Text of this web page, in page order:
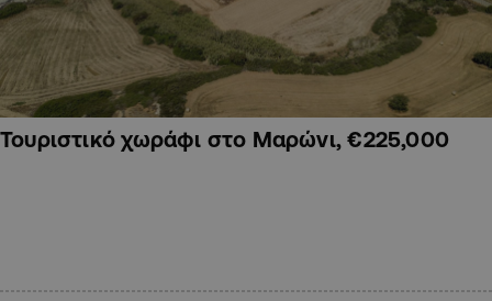
Τουριστικό χωράφι στο Μαρώνι, €225,000